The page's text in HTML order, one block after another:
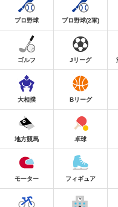
プロ野球 プロ野球(2軍)
ゴルフ Jリーグ
大相撲 Bリーグ
地方競馬 卓球
モーター フィギュア